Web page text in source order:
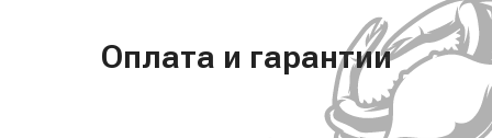
Оплата и гарантии